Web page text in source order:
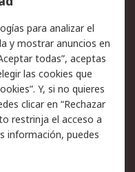
técnico
de privacidad -
de emails
de venta
para analizar el
y mostrar anuncios en
todas”, aceptas
las cookies que
Y, si no quieres
clicar en “Rechazar
restrinja el acceso a
información, puedes